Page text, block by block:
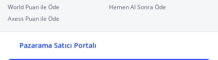
World Puan ile Öde
Hemen Al Sonra Öde
Axess Puan ile Öde
Pazarama Satıcı Portalı